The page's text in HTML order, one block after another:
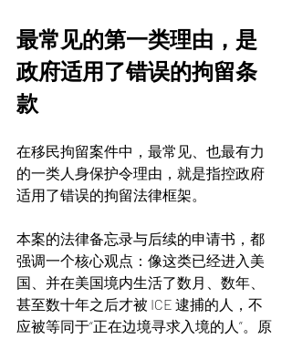
最常见的第一类理由，是
政府适用了错误的拘留条
款
在移民拘留案件中，最常见、也最有力
的一类人身保护令理由，就是指控政府
适用了错误的拘留法律框架。
本案的法律备忘录与后续的申请书，都
强调一个核心观点：像这类已经进入美
国、并在美国境内生活了数月、数年、
甚至数十年之后才被 ICE 逮捕的人，不
应被等同于“正在边境寻求入境的人”。原